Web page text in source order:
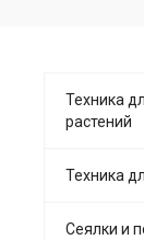
Техника
растений
Техника
Сеялки и